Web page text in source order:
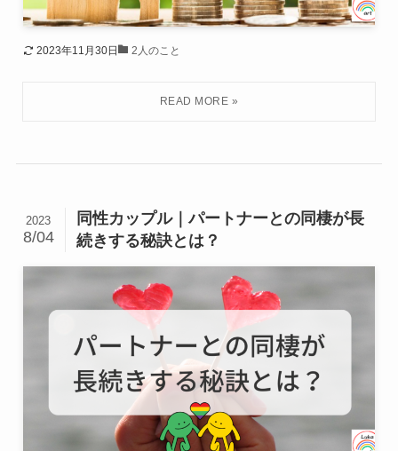
2023年11月30日 2人のこと
同性カップル｜パートナーとの同棲が長
続きする秘訣とは？
2023
8/04